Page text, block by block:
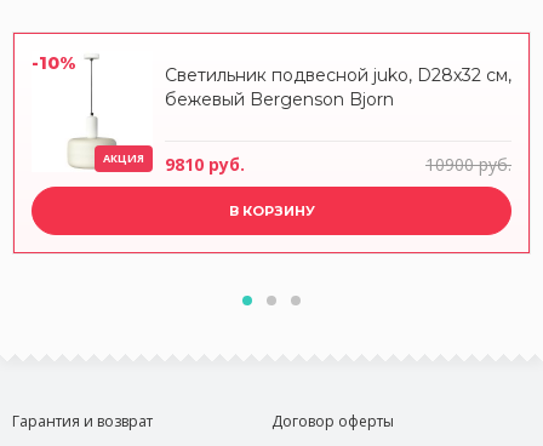
-10%
АКЦИЯ
Светильник подвесной juko, D28х32 см,
бежевый Bergenson Bjorn
9810 руб. 10900 руб.
В КОРЗИНУ
Гарантия и возврат
Договор оферты